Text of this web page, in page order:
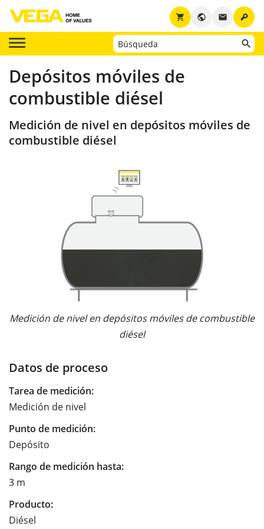
key
email
public
shopping_cart
Depósitos móviles de
combustible diésel
Medición de nivel en depósitos móviles de
combustible diésel
Medición de nivel en depósitos móviles de combustible
diésel
Datos de proceso
Tarea de medición:
Medición de nivel
Punto de medición:
Depósito
Rango de medición hasta:
3 m
Producto:
Diésel